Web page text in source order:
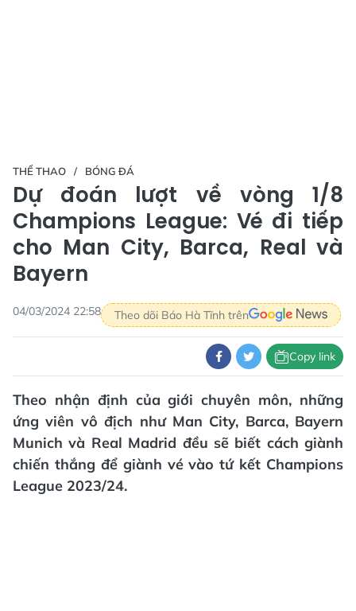
THỂ THAO BÓNG ĐÁ
Dự đoán lượt về vòng 1/8
Champions League: Vé đi tiếp
cho Man City, Barca, Real và
Bayern
04/03/2024 22:58 Theo dõi Báo Hà Tĩnh trên
Copy link
Theo nhận định của giới chuyên môn, những
ứng viên vô địch như Man City, Barca, Bayern
Munich và Real Madrid đều sẽ biết cách giành
chiến thắng để giành vé vào tứ kết Champions
League 2023/24.